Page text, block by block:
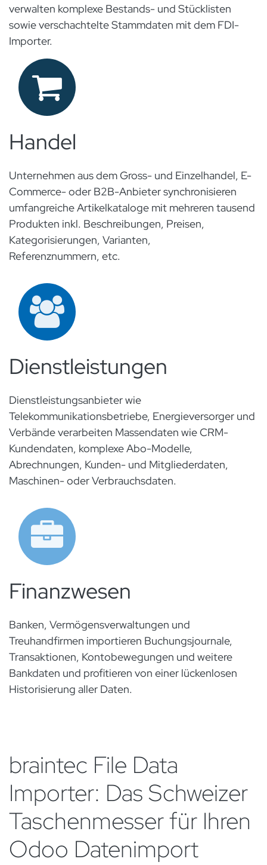
verwalten komplexe Bestands- und Stücklisten
sowie verschachtelte Stammdaten mit dem FDI-
Importer.
Handel​
Unternehmen aus dem Gross- und Einzelhandel, E-
Commerce- oder B2B-Anbieter synchronisieren
umfangreiche Artikelkataloge mit mehreren tausend
Produkten inkl. Beschreibungen, Preisen,
Kategorisierungen, Varianten,
Referenznummern, etc.
Dienstleistungen
Dienstleistungsanbieter wie
Telekommunikationsbetriebe, Energieversorger und
Verbände verarbeiten Massendaten wie CRM-
Kundendaten, komplexe Abo-Modelle,
Abrechnungen, Kunden- und Mitgliederdaten,
Maschinen- oder Verbrauchsdaten.
Finanzwesen
Banken, Vermögensverwaltungen und
Treuhandfirmen importieren Buchungsjournale,
Transaktionen, Kontobewegungen und weitere
Bankdaten und profitieren von einer lückenlosen
Historisierung aller Daten.
braintec File Data
Importer: Das Schweizer
Taschenmesser für Ihren
Odoo Datenimport